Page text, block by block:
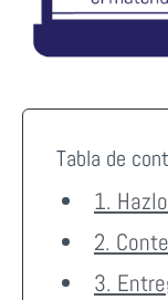
Tabla de
1.
2.
3.